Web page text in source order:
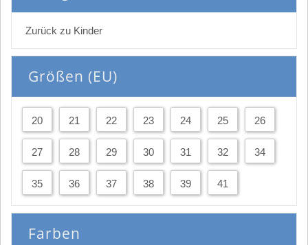
Zurück zu Kinder
Größen (EU)
20 21 22 23 24 25 26
27 28 29 30 31 32 34
35 36 37 38 39 41
Farben